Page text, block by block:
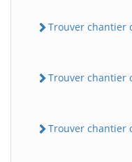
Trouver chantier
Trouver chantier
Trouver chantier